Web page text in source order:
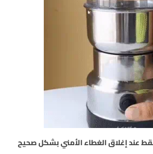
عند إغلاق الغطاء الأمني بشكل صحيح